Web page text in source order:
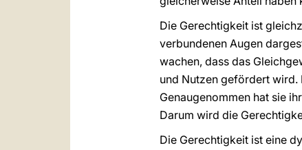
Die Gerechtigkeit ist
verbundenen Augen
wachen, dass das
und Nutzen gefördert wird.
Genaugenommen hat sie
Darum wird die
Die Gerechtigkeit ist eine